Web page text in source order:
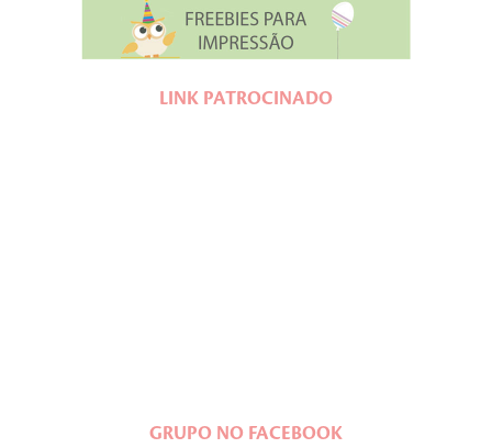
LINK PATROCINADO
GRUPO NO FACEBOOK